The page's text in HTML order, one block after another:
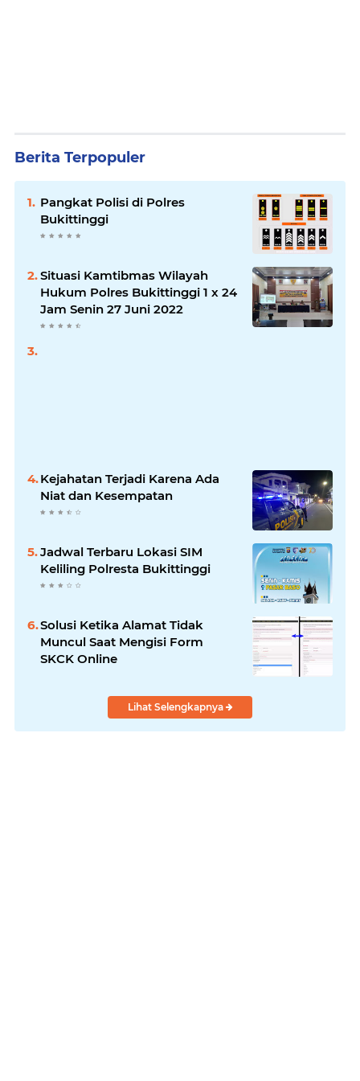
Berita Terpopuler
Pangkat Polisi di Polres
Bukittinggi
Situasi Kamtibmas Wilayah
Hukum Polres Bukittinggi 1 x 24
Jam Senin 27 Juni 2022
Kejahatan Terjadi Karena Ada
Niat dan Kesempatan
Jadwal Terbaru Lokasi SIM
Keliling Polresta Bukittinggi
Solusi Ketika Alamat Tidak
Muncul Saat Mengisi Form
SKCK Online
Lihat Selengkapnya